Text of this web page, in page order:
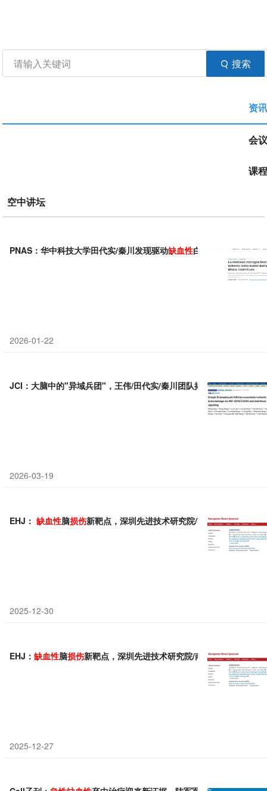
搜索
资
会
课
空中讲坛
PNAS：华中科技大学田代实/秦川发现驱动缺血性白质 的调控新
2026-01-22
JCI：大脑中的"异域兵团"，王伟/田代实/秦川团队揭示异位B淋巴细
2026-03-19
EHJ：缺血性脑损伤新靶点，深圳先进技术研究院/南方医科大学联手
2025-12-30
EHJ：缺血性脑损伤新靶点，深圳先进技术研究院/南方医科大学联手
2025-12-27